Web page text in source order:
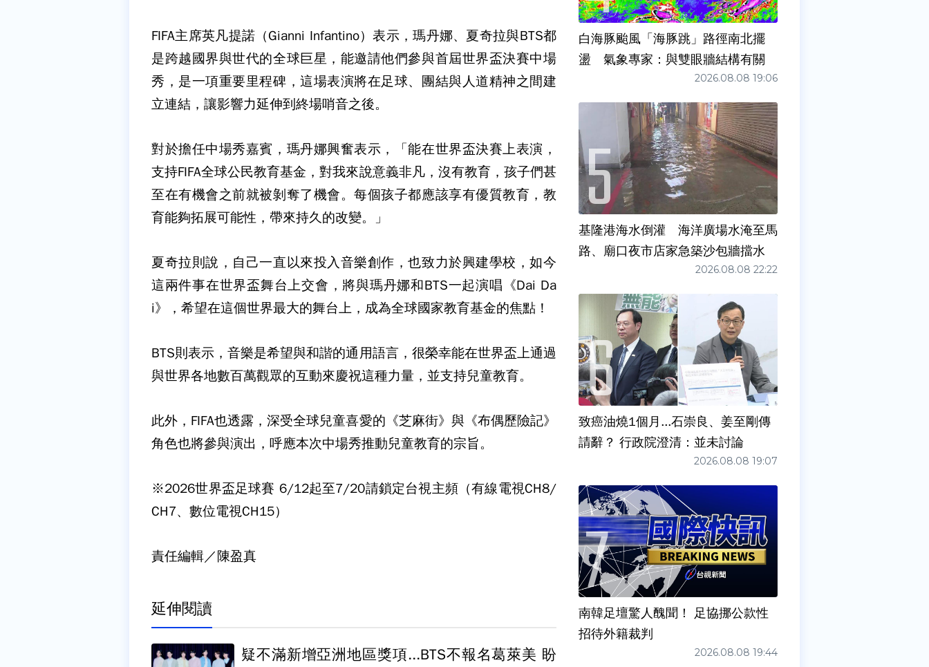
FIFA主席英凡提諾（Gianni Infantino）表示，瑪丹娜、夏奇拉與BTS都
是跨越國界與世代的全球巨星，能邀請他們參與首屆世界盃決賽中場
秀，是一項重要里程碑，這場表演將在足球、團結與人道精神之間建
立連結，讓影響力延伸到終場哨音之後。
對於擔任中場秀嘉賓，瑪丹娜興奮表示，「能在世界盃決賽上表演，
支持FIFA全球公民教育基金，對我來說意義非凡，沒有教育，孩子們甚
至在有機會之前就被剝奪了機會。每個孩子都應該享有優質教育，教
育能夠拓展可能性，帶來持久的改變。」
夏奇拉則說，自己一直以來投入音樂創作，也致力於興建學校，如今
這兩件事在世界盃舞台上交會，將與瑪丹娜和BTS一起演唱《Dai Da
i》，希望在這個世界最大的舞台上，成為全球國家教育基金的焦點！
BTS則表示，音樂是希望與和諧的通用語言，很榮幸能在世界盃上通過
與世界各地數百萬觀眾的互動來慶祝這種力量，並支持兒童教育。
此外，FIFA也透露，深受全球兒童喜愛的《芝麻街》與《布偶歷險記》
角色也將參與演出，呼應本次中場秀推動兒童教育的宗旨。
※2026世界盃足球賽 6/12起至7/20請鎖定台視主頻（有線電視CH8/
CH7、數位電視CH15）
責任編輯／陳盈真
延伸閱讀
疑不滿新增亞洲地區獎項...BTS不報名葛萊美 盼
白海豚颱風「海豚跳」路徑南北擺
盪 氣象專家：與雙眼牆結構有關
2026.08.08 19:06
基隆港海水倒灌 海洋廣場水淹至馬
路、廟口夜市店家急築沙包牆擋水
2026.08.08 22:22
致癌油燒1個月...石崇良、姜至剛傳
請辭？ 行政院澄清：並未討論
2026.08.08 19:07
南韓足壇驚人醜聞！ 足協挪公款性
招待外籍裁判
2026.08.08 19:44